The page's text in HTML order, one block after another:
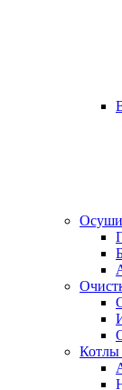
Котлы